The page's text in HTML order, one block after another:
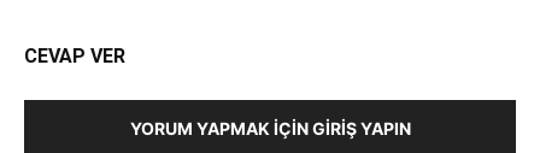
CEVAP VER
YORUM YAPMAK İÇIN GIRIŞ YAPIN